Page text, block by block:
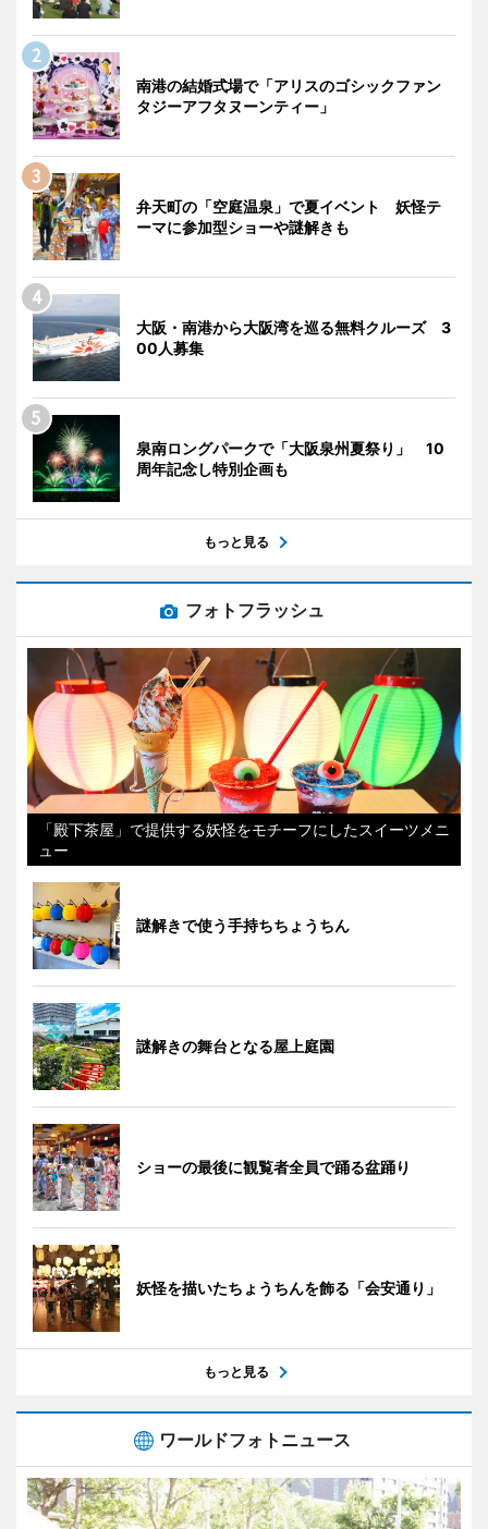
南港の結婚式場で「アリスのゴシックファン
タジーアフタヌーンティー」
弁天町の「空庭温泉」で夏イベント 妖怪テ
ーマに参加型ショーや謎解きも
大阪・南港から大阪湾を巡る無料クルーズ 3
00人募集
泉南ロングパークで「大阪泉州夏祭り」 10
周年記念し特別企画も
もっと見る
フォトフラッシュ
「殿下茶屋」で提供する妖怪をモチーフにしたスイーツメニ
ュー
謎解きで使う手持ちちょうちん
謎解きの舞台となる屋上庭園
ショーの最後に観覧者全員で踊る盆踊り
妖怪を描いたちょうちんを飾る「会安通り」
もっと見る
ワールドフォトニュース